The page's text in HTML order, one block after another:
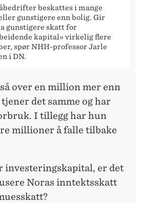
beskattes i mange
gunstigere enn bolig. Gir
gunstigere skatt for
kapital» virkelig flere
spør NHH-professor Jarle
i DN.
over en million mer enn
det samme og har
I tillegg har hun
millioner å falle tilbake
investeringskapital, er det
Noras inntektsskatt